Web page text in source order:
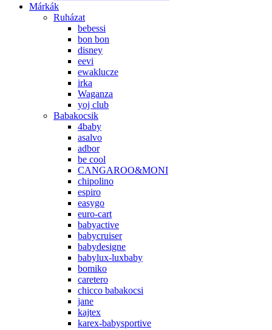
Márkák
Ruházat
bebessi
bon bon
disney
eevi
ewaklucze
irka
Waganza
yoj club
Babakocsik
4baby
asalvo
adbor
be cool
CANGAROO&MONI
chipolino
espiro
easygo
euro-cart
babyactive
babycruiser
babydesigne
babylux-luxbaby
bomiko
caretero
chicco babakocsi
jane
kajtex
karex-babysportive